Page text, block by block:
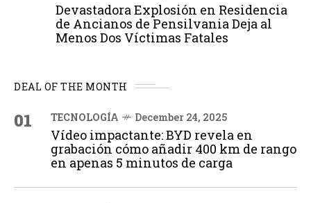
Devastadora Explosión en Residencia
de Ancianos de Pensilvania Deja al
Menos Dos Víctimas Fatales
DEAL OF THE MONTH
01 TECNOLOGÍA December 24, 2025
Vídeo impactante: BYD revela en
grabación cómo añadir 400 km de rango
en apenas 5 minutos de carga